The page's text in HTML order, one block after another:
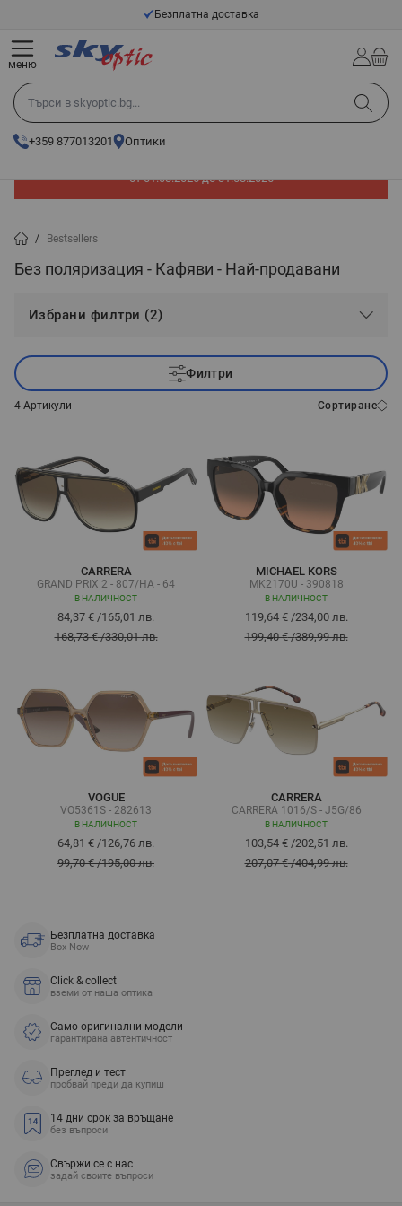
Прескачане към съдържаниетоБезплатна доставка
Търси в skyoptic.bg...
+359 877013201 Оптики
меню
от 01.08.2026 до 31.08.2026
/ Bestsellers
Без поляризация - Кафяви - Най-продавани
Избрани филтри (2)
Филтри
4 Артикули Сортиране
CARRERA
GRAND PRIX 2 - 807/HA - 64
В НАЛИЧНОСТ
84,37 € /165,01 лв.
168,73 €/330,01 лв.
MICHAEL KORS
MK2170U - 390818
В НАЛИЧНОСТ
119,64 €/234,00 лв.
199,40 €/389,99 лв.
VOGUE
VO5361S - 282613
В НАЛИЧНОСТ
64,81 € /126,76 лв.
99,70 €/195,00 лв.
CARRERA
CARRERA 1016/S - J5G/86
В НАЛИЧНОСТ
103,54 €/202,51 лв.
207,07 €/404,99 лв.
Безплатна доставка
Box Now
Click & collect
вземи от наша оптика
Само оригинални модели
гарантирана автентичност
Преглед и тест
пробвай преди да купиш
14 дни срок за връщане
без въпроси
Свържи се с нас
задай своите въпроси